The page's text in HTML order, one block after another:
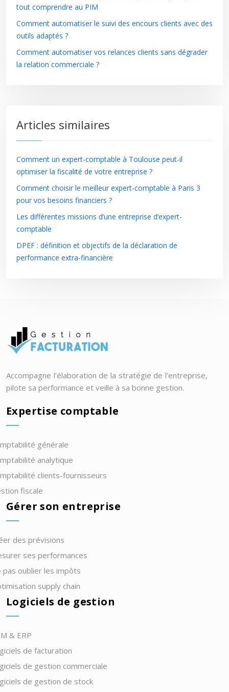
tout comprendre au PIM
Comment automatiser le suivi des encours clients avec des
outils adaptés ?
Comment automatiser vos relances clients sans dégrader
la relation commerciale ?
Articles similaires
Comment un expert-comptable à Toulouse peut-il
optimiser la fiscalité de votre entreprise ?
Comment choisir le meilleur expert-comptable à Paris 3
pour vos besoins financiers ?
Les différentes missions d’une entreprise d’expert-
comptable
DPEF : définition et objectifs de la déclaration de
performance extra-financière
Accompagne l’élaboration de la stratégie de l’entreprise,
pilote sa performance et veille à sa bonne gestion.
Expertise comptable
générale
analytique
clients-fournisseurs
fiscale
Gérer son entreprise
des prévisions
ses performances
pas oublier les impôts
supply chain
Logiciels de gestion
& ERP
de facturation
de gestion commerciale
de gestion de stock